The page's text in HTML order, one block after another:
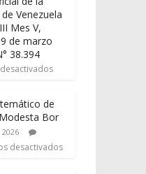
Venezuela
Mes V,
de marzo
38.394
de
Bor
desactivados